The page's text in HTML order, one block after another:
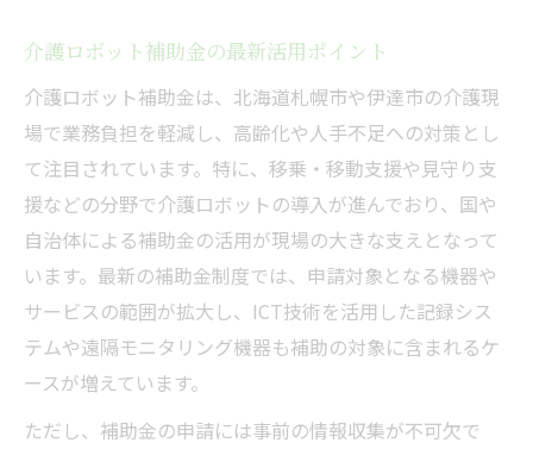
介護ロボット補助金の最新活用ポイント
介護ロボット補助金は、北海道札幌市や伊達市の介護現
場で業務負担を軽減し、高齢化や人手不足への対策とし
て注目されています。特に、移乗・移動支援や見守り支
援などの分野で介護ロボットの導入が進んでおり、国や
自治体による補助金の活用が現場の大きな支えとなって
います。最新の補助金制度では、申請対象となる機器や
サービスの範囲が拡大し、ICT技術を活用した記録シス
テムや遠隔モニタリング機器も補助の対象に含まれるケ
ースが増えています。
ただし、補助金の申請には事前の情報収集が不可欠で